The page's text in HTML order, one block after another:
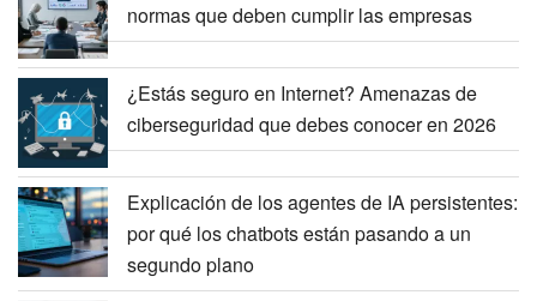
normas que deben cumplir las empresas
¿Estás seguro en Internet? Amenazas de
ciberseguridad que debes conocer en 2026
Explicación de los agentes de IA persistentes:
por qué los chatbots están pasando a un
segundo plano